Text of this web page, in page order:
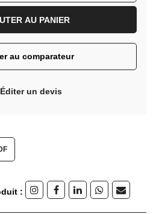
AU PANIER
au comparateur
Éditer un devis
: